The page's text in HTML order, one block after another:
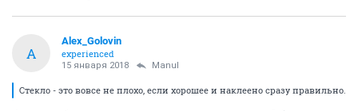
A
Alex_Golovin
experienced
15 января 2018 Manul
Стекло - это вовсе не плохо, если хорошее и наклеено сразу правильно.